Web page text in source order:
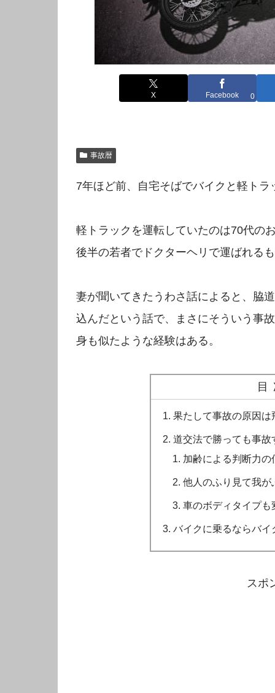
X Facebook 0
事故暦
7年ほど前、自宅そばでバイクと軽トラ
軽トラックを運転していたのは70代の
後半の若者でドクターヘリで運ばれる
妻が聞いてきたうわさ話によると、脇
込んだという話で、まさにそういう事
身も似たような経験はある。
果たして事故の原因
道交法で勝っても事
加齢による判断力
他人のふり見て我が
車のボディタイプも
バイクに乗るならバイ
スポ